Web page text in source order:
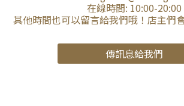
在線時間: 10:00-20:00
其他時間也可以留言給我們哦！店主們
傳訊息給我們